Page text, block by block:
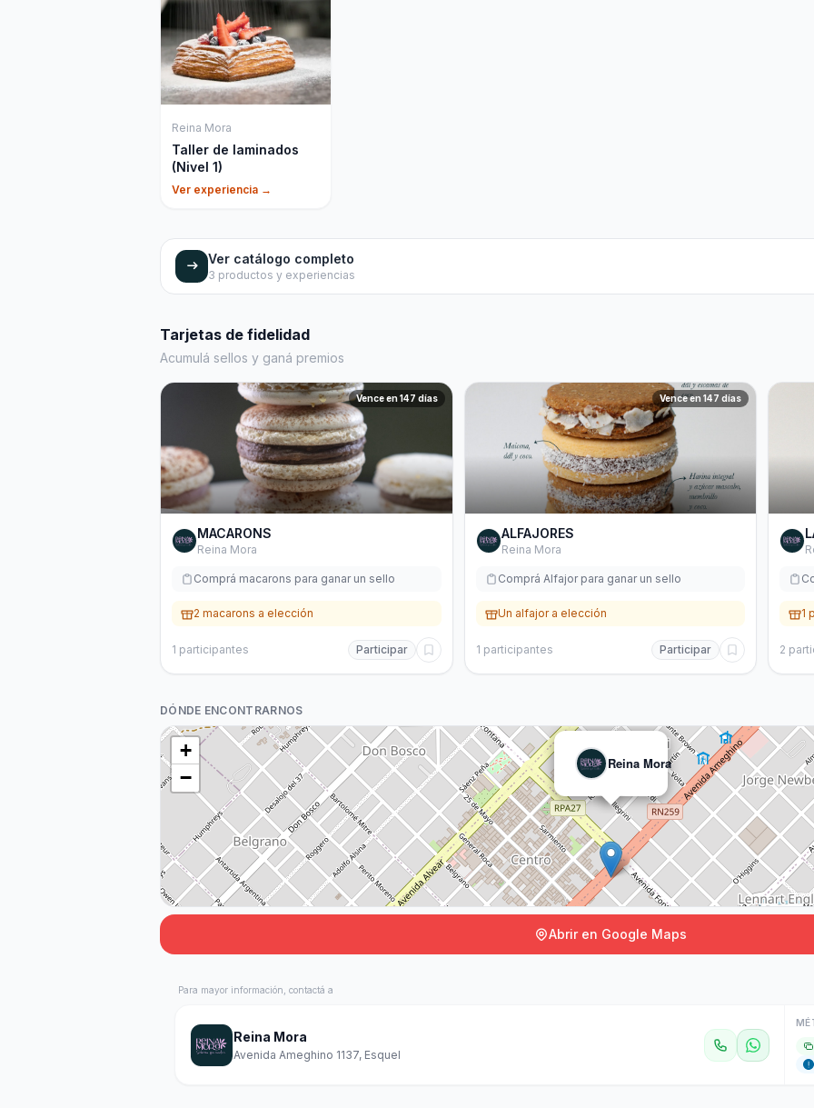
Reina Mora
Taller de laminados
(Nivel 1)
Ver experiencia →
Ver catálogo completo
3 productos y experiencias
Tarjetas de fidelidad
Acumulá sellos y ganá premios
Vence en 147 días
MACARONS
Reina Mora
Comprá macarons para ganar un sello
2 macarons a elección
1 participantes Participar
Vence en 147 días
ALFAJORES
Reina Mora
Comprá Alfajor para ganar un sello
Un alfajor a elección
1 participantes Participar
1
2
DÓNDE ENCONTRARNOS
Reina Mora
+
−
Abrir en Google Maps
Para mayor información, contactá a
Reina Mora
Avenida Ameghino 1137, Esquel